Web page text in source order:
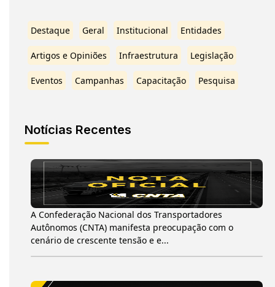
Destaque Geral Institucional Entidades
Artigos e Opiniões Infraestrutura Legislação
Eventos Campanhas Capacitação Pesquisa
Notícias Recentes
A Confederação Nacional dos Transportadores
Autônomos (CNTA) manifesta preocupação com o
cenário de crescente tensão e e...